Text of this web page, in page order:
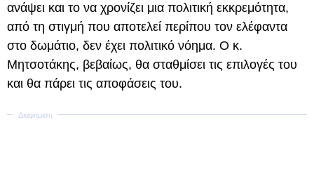
ανάψει και το να χρονίζει μια πολιτική εκκρεμότητα,
από τη στιγμή που αποτελεί περίπου τον ελέφαντα
στο δωμάτιο, δεν έχει πολιτικό νόημα. Ο κ.
Μητσοτάκης, βεβαίως, θα σταθμίσει τις επιλογές του
και θα πάρει τις αποφάσεις του.